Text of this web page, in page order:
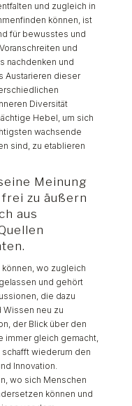
und zugleich in
können, ist
für bewusstes und
und
nachdenken und
Austarieren dieser
Diversität
Hebel, um sich
wachsende
sind, zu etablieren
Meinung
zu äußern
aus
wo zugleich
und gehört
die dazu
Wissen neu zu
der Blick über den
immer gleich gemacht,
wiederum den
Innovation.
wo sich Menschen
können und